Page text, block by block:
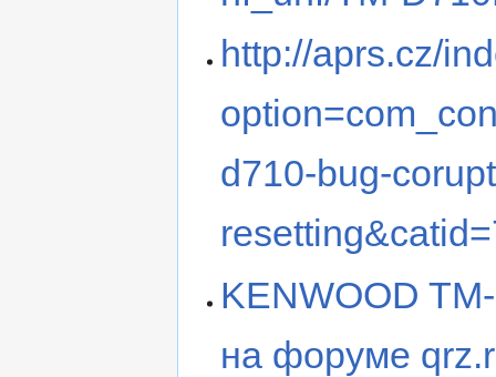
http://aprs.cz/
d710-bug-
KENWOOD
на форуме